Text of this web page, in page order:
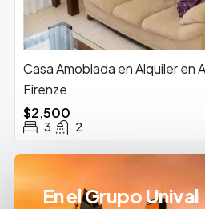
Casa Amoblada en Alquiler en
Firenze
$2,500
3 2
En el Grupo Unival